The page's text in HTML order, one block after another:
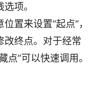
项。
置来设置“起点”，
改终点。对于经常
点”可以快速调用。